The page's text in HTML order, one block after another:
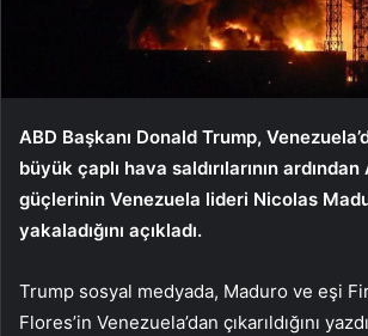
ABD Başkanı Donald Trump,
büyük çaplı hava saldırılarının
güçlerinin Venezuela lideri Nicolas
yakaladığını açıkladı.
Trump sosyal medyada, Maduro ve eşi
Flores’in Venezuela’dan çıkarıldığını